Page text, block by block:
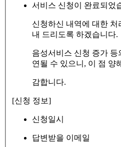
서비스 신청이 완료되었
신청하신 내역에 대한
내 드리도록 하겠습니다.
음성서비스 신청 증가 등
연될 수 있으니, 이 점 양
감합니다.
[신청 정보]
신청일시
답변받을 이메일